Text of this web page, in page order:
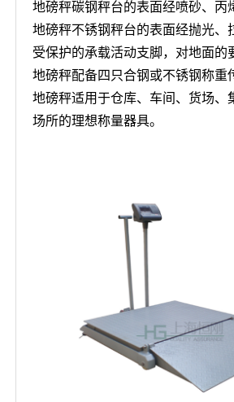
地磅秤碳钢秤台的表面经喷砂、丙
地磅秤不锈钢秤台的表面经抛光、
受保护的承载活动支脚，对地面的
地磅秤配备四只合钢或不锈钢称重
地磅秤适用于仓库、车间、货场、
场所的理想称量器具。